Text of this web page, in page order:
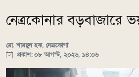
নেত্রকোনার বড়বাজারে
মো. শামছুল হক, নেত্রকোণা
প্রকাশ: ০৮ আগস্ট, ২০২৬, ১৪:০৬